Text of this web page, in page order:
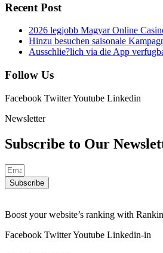
Recent Post
2026 legjobb Magyar Online
Hinzu besuchen saisonale
Ausschlie?lich via die App
Follow Us
Facebook TwitterYoutube Linkedin
Newsletter
Subscribe to Our
Subscribe
Boost your website’s ranking with
Facebook TwitterYoutube Linkedin-in